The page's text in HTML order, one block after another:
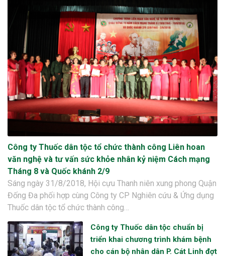
Công ty Thuốc dân tộc tổ chức thành công Liên hoan
văn nghệ và tư vấn sức khỏe nhân kỷ niệm Cách mạng
Tháng 8 và Quốc khánh 2/9
Sáng ngày 31/8/2018, Hội cựu Thanh niên xung phong Quận
Đống Đa phối hợp cùng Công ty CP Nghiên cứu & Ứng dụng
Thuốc dân tộc tổ chức thành công…
Công ty Thuốc dân tộc chuẩn bị
triển khai chương trình khám bệnh
cho cán bộ nhân dân P. Cát Linh đợt